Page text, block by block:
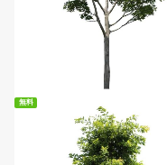
無料ダウンロード
無料